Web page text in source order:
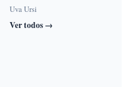
Uva Ursi
Ver todos →